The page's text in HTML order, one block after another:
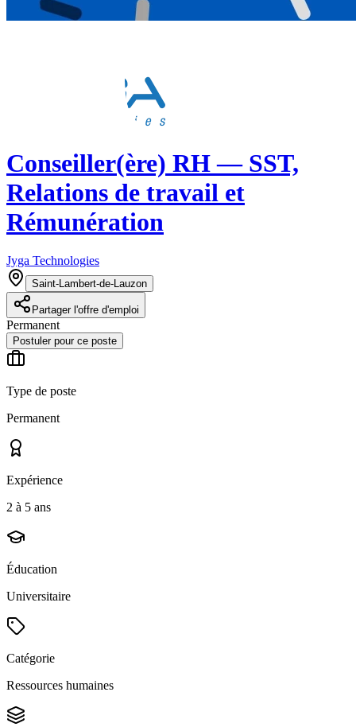
Conseiller(ère) RH — SST,
Relations de travail et
Rémunération
Jyga Technologies
Saint-Lambert-de-Lauzon
Partager l'offre d'emploi
Permanent
Postuler pour ce poste
Type de poste
Permanent
Expérience
2 à 5 ans
Éducation
Universitaire
Catégorie
Ressources humaines